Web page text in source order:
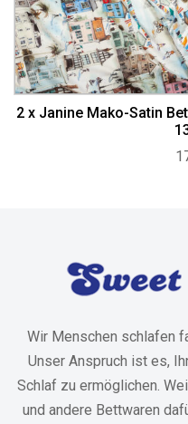
2 x Janine Mako-Satin
Wir Menschen schlafen
Unser Anspruch ist es,
Schlaf zu ermöglichen.
und andere Bettwaren